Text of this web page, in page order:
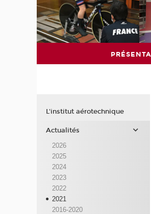
L'institut aérotechnique
Actualités
2026
2025
2024
2023
2022
2021
2016-2020